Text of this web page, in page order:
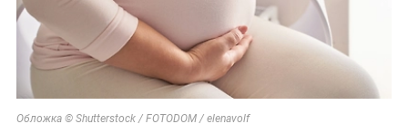
Обложка © Shutterstock / FOTODOM / elenavolf